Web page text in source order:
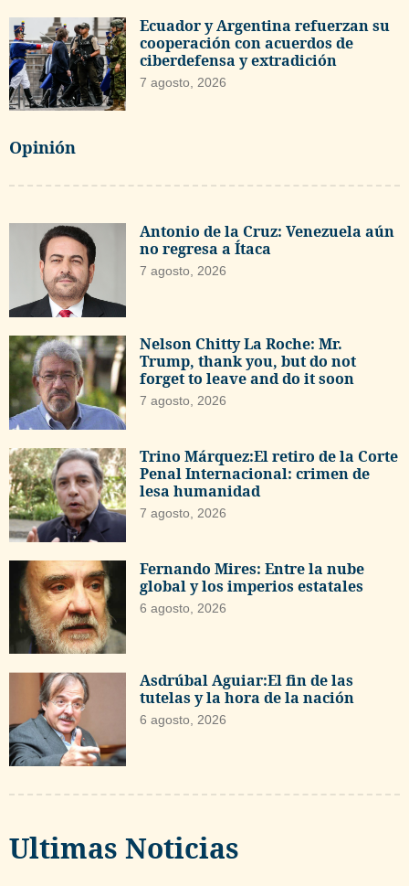
Ecuador y Argentina refuerzan su
cooperación con acuerdos de
ciberdefensa y extradición
7 agosto, 2026
Opinión
Antonio de la Cruz: Venezuela aún
no regresa a Ítaca
7 agosto, 2026
Nelson Chitty La Roche: Mr.
Trump, thank you, but do not
forget to leave and do it soon
7 agosto, 2026
Trino Márquez:El retiro de la Corte
Penal Internacional: crimen de
lesa humanidad
7 agosto, 2026
Fernando Mires: Entre la nube
global y los imperios estatales
6 agosto, 2026
Asdrúbal Aguiar:El fin de las
tutelas y la hora de la nación
6 agosto, 2026
Ultimas Noticias